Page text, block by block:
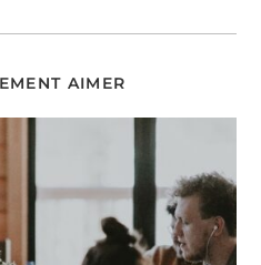
AIMER